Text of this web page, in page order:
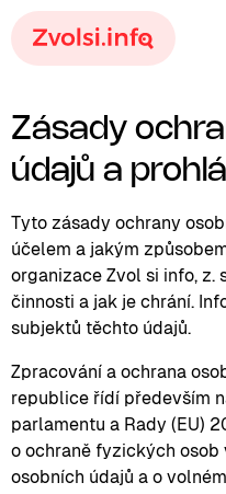
Zásady
údajů a
Tyto zásady ochrany
účelem a jakým
organizace Zvol si info, z.
činnosti a jak je chrání.
subjektů těchto údajů.
Zpracování a ochrana
republice řídí především
parlamentu a Rady (EU)
o ochraně fyzických
osobních údajů a o